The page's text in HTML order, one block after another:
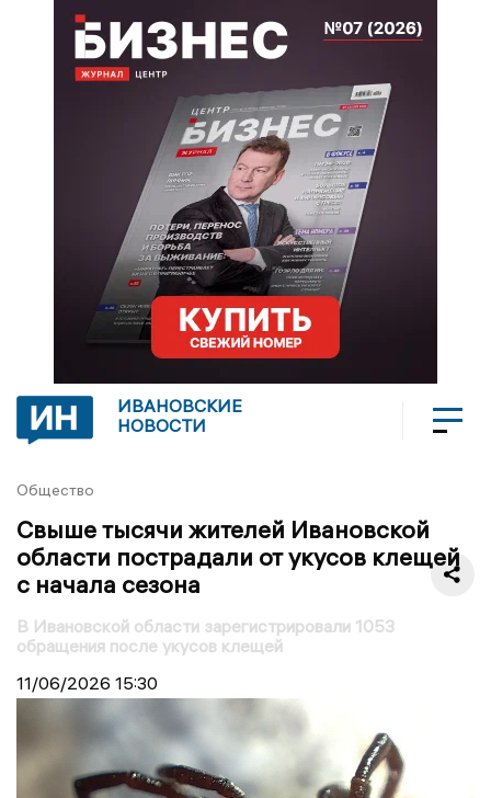
ИВАНОВСКИЕ
НОВОСТИ
Общество
Свыше тысячи жителей Ивановской
области пострадали от укусов клещей
с начала сезона
В Ивановской области зарегистрировали 1053
обращения после укусов клещей
11/06/2026 15:30